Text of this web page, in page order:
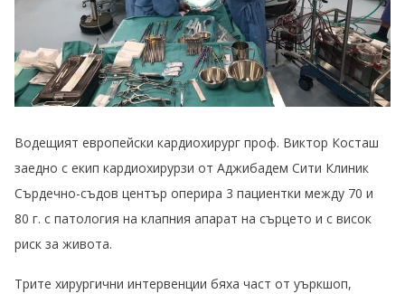
Водещият европейски кардиохирург проф. Виктор Косташ
заедно с екип кардиохирурзи от Аджибадем Сити Клиник
Сърдечно-съдов център оперира 3 пациентки между 70 и
80 г. с патология на клапния апарат на сърцето и с висок
риск за живота.
Трите хирургични интервенции бяха част от уъркшоп,